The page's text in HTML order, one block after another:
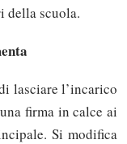
della scuola.
lasciare l’incarico
firma in calce ai
Si modifica